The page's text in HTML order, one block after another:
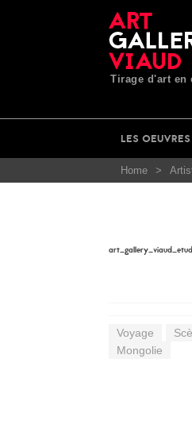
Tirage d'art en
LES OEUVRES
Home >
Voyage
Mongolie